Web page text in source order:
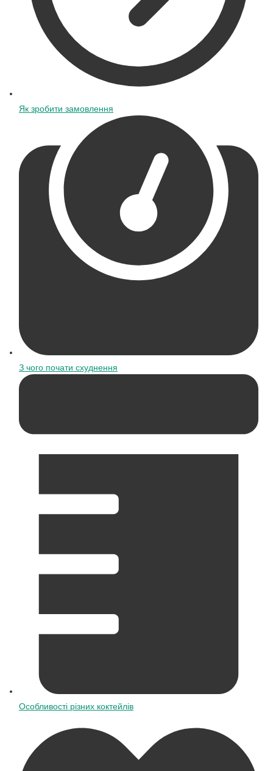
Як зробити замовлення
З чого почати схуднення
Особливості різних коктейлів